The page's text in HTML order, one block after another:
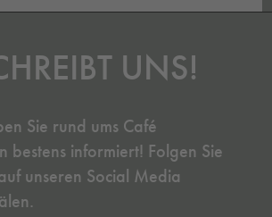
UNS!
Sie rund ums Café
bestens informiert! Folgen Sie
unseren Social Media